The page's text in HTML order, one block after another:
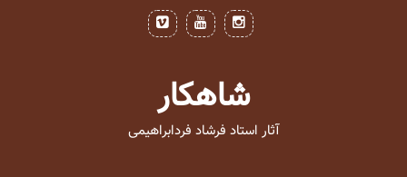
شاهکار
آثار استاد فرشاد فردابراهیمی